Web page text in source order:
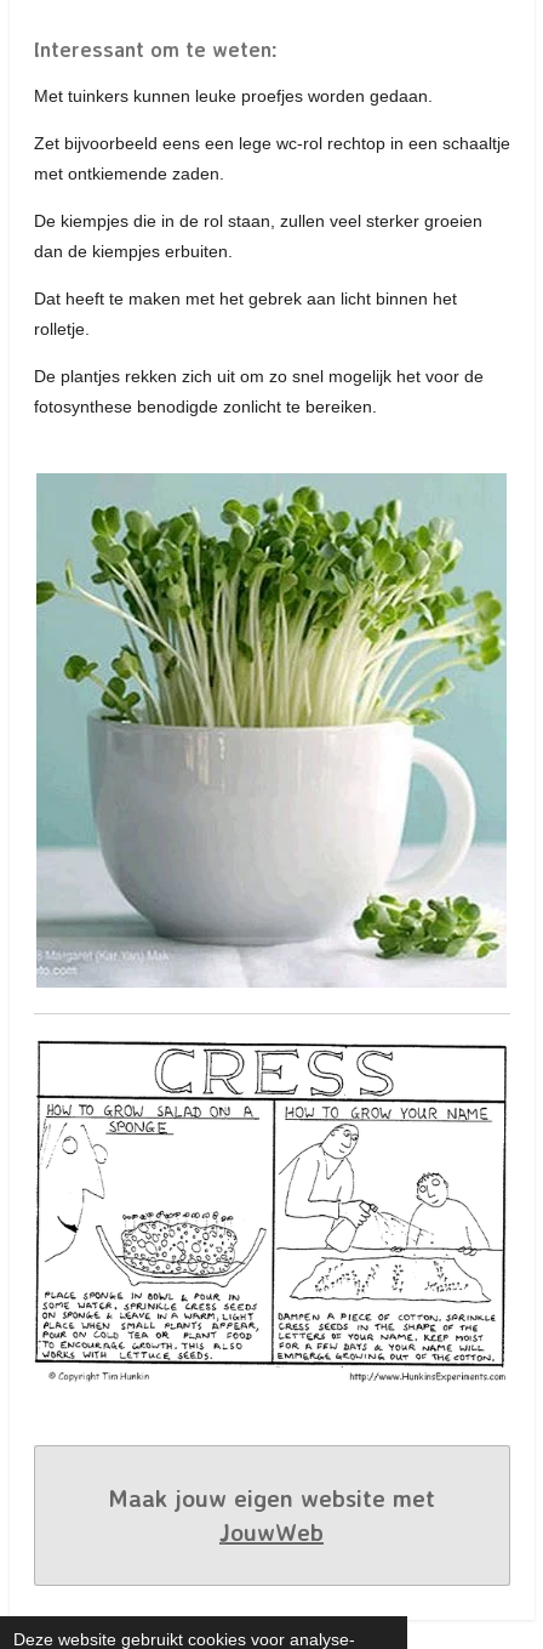
Deze website gebruikt cookies voor analyse-
Interessant om te weten:
Met tuinkers kunnen leuke proefjes worden gedaan.
Zet bijvoorbeeld eens een lege wc-rol rechtop in een schaaltje
met ontkiemende zaden.
De kiempjes die in de rol staan, zullen veel sterker groeien
dan de kiempjes erbuiten.
Dat heeft te maken met het gebrek aan licht binnen het
rolletje.
De plantjes rekken zich uit om zo snel mogelijk het voor de
fotosynthese benodigde zonlicht te bereiken.
Maak jouw eigen website met
JouwWeb